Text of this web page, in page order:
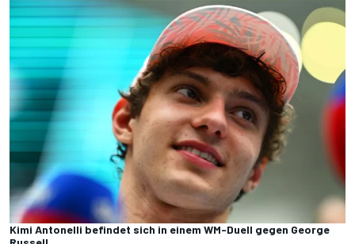
Kimi Antonelli befindet sich in einem WM-Duell gegen George